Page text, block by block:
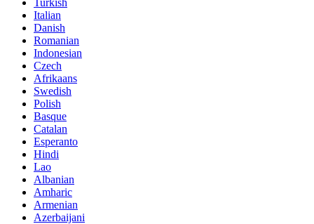
Turkish
Italian
Danish
Romanian
Indonesian
Czech
Afrikaans
Swedish
Polish
Basque
Catalan
Esperanto
Hindi
Lao
Albanian
Amharic
Armenian
Azerbaijani